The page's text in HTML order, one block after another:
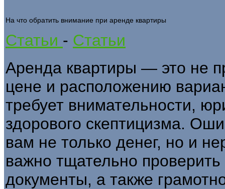
На что обратить внимание при аренде квартиры
Статьи - Статьи
Аренда квартиры — это не
цене и расположению
требует внимательности,
здорового скептицизма.
вам не только денег, но и
важно тщательно проверить
документы, а также